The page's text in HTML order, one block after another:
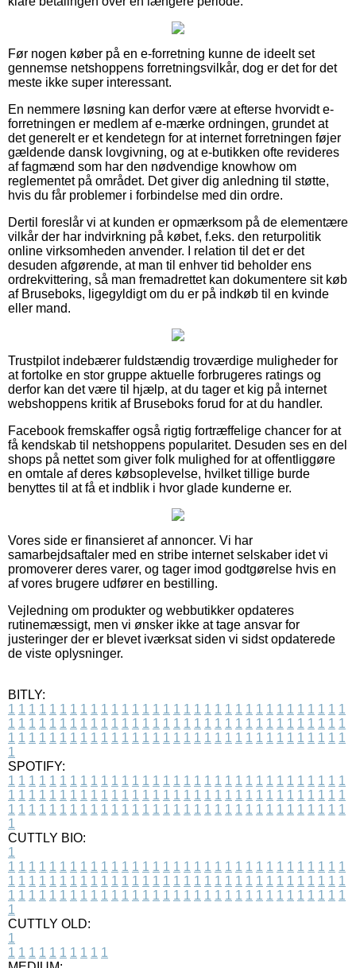
Før nogen køber på en e-forretning kunne de ideelt set
gennemse netshoppens forretningsvilkår, dog er det for det
meste ikke super interessant.
En nemmere løsning kan derfor være at efterse hvorvidt e-
forretningen er medlem af e-mærke ordningen, grundet at
det generelt er et kendetegn for at internet forretningen føjer
gældende dansk lovgivning, og at e-butikken ofte revideres
af fagmænd som har den nødvendige knowhow om
reglementet på området. Det giver dig anledning til støtte,
hvis du får problemer i forbindelse med din ordre.
Dertil foreslår vi at kunden er opmærksom på de elementære
vilkår der har indvirkning på købet, f.eks. den returpolitik
online virksomheden anvender. I relation til det er det
desuden afgørende, at man til enhver tid beholder ens
ordrekvittering, så man fremadrettet kan dokumentere sit køb
af Bruseboks, ligegyldigt om du er på indkøb til en kvinde
eller mand.
Trustpilot indebærer fuldstændig troværdige muligheder for
at fortolke en stor gruppe aktuelle forbrugeres ratings og
derfor kan det være til hjælp, at du tager et kig på internet
webshoppens kritik af Bruseboks forud for at du handler.
Facebook fremskaffer også rigtig fortræffelige chancer for at
få kendskab til netshoppens popularitet. Desuden ses en del
shops på nettet som giver folk mulighed for at offentliggøre
en omtale af deres købsoplevelse, hvilket tillige burde
benyttes til at få et indblik i hvor glade kunderne er.
Vores side er finansieret af annoncer. Vi har
samarbejdsaftaler med en stribe internet selskaber idet vi
promoverer deres varer, og tager imod godtgørelse hvis en
af vores brugere udfører en bestilling.
Vejledning om produkter og webbutikker opdateres
rutinemæssigt, men vi ønsker ikke at tage ansvar for
justeringer der er blevet iværksat siden vi sidst opdaterede
de viste oplysninger.
BITLY:
1 1 1 1 1 1 1 1 1 1 1 1 1 1 1 1 1 1 1 1 1 1 1 1 1 1 1 1 1 1 1 1 1
1 1 1 1 1 1 1 1 1 1 1 1 1 1 1 1 1 1 1 1 1 1 1 1 1 1 1 1 1 1 1 1 1
1 1 1 1 1 1 1 1 1 1 1 1 1 1 1 1 1 1 1 1 1 1 1 1 1 1 1 1 1 1 1 1 1
1
SPOTIFY:
1 1 1 1 1 1 1 1 1 1 1 1 1 1 1 1 1 1 1 1 1 1 1 1 1 1 1 1 1 1 1 1 1
1 1 1 1 1 1 1 1 1 1 1 1 1 1 1 1 1 1 1 1 1 1 1 1 1 1 1 1 1 1 1 1 1
1 1 1 1 1 1 1 1 1 1 1 1 1 1 1 1 1 1 1 1 1 1 1 1 1 1 1 1 1 1 1 1 1
1
CUTTLY BIO:
1
1 1 1 1 1 1 1 1 1 1 1 1 1 1 1 1 1 1 1 1 1 1 1 1 1 1 1 1 1 1 1 1 1
1 1 1 1 1 1 1 1 1 1 1 1 1 1 1 1 1 1 1 1 1 1 1 1 1 1 1 1 1 1 1 1 1
1 1 1 1 1 1 1 1 1 1 1 1 1 1 1 1 1 1 1 1 1 1 1 1 1 1 1 1 1 1 1 1 1
1
CUTTLY OLD:
1
1 1 1 1 1 1 1 1 1 1